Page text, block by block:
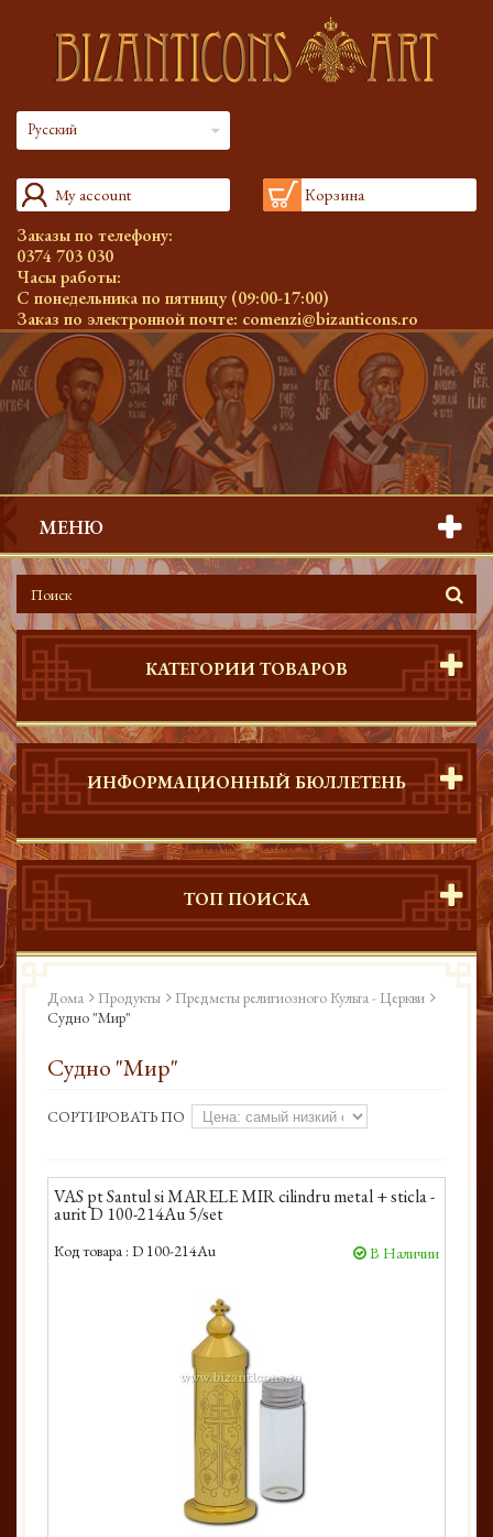
Русский
My account Корзина
Заказы по телефону:
0374 703 030
Часы работы:
С понедельника по пятницу (09:00-17:00)
Заказ по электронной почте: comenzi@bizanticons.ro
МЕНЮ
КАТЕГОРИИ ТОВАРОВ
ИНФОРМАЦИОННЫЙ БЮЛЛЕТЕНЬ
ТОП ПОИСКА
Дома Продукты
Предметы религиозного Культа - Церкви
Судно "Мир"
Судно "Мир"
СОРТИРОВАТЬ ПО
VAS pt Santul si MARELE MIR cilindru metal + sticla -
aurit D 100-214Au 5/set
Код товара : D 100-214Au В Наличии